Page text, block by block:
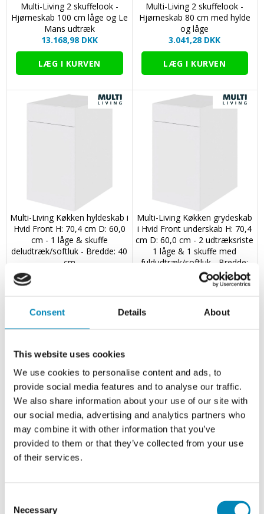
Consent Details About
This website uses cookies
We use cookies to personalise content and ads, to
provide social media features and to analyse our traffic.
We also share information about your use of our site with
our social media, advertising and analytics partners who
may combine it with other information that you’ve
provided to them or that they’ve collected from your use
of their services.
Necessary
Multi-Living 2 skuffelook -
Hjørneskab 100 cm låge og Le
Mans udtræk
13.168,98 DKK
Multi-Living 2 skuffelook -
Hjørneskab 80 cm med hylde
og låge
3.041,28 DKK
Multi-Living Køkken hyldeskab i
Hvid Front H: 70,4 cm D: 60,0
cm - 1 låge & skuffe
deludtræk/softluk - Bredde: 40
cm
Multi-Living Køkken grydeskab
i Hvid Front underskab H: 70,4
cm D: 60,0 cm - 2 udtræksriste
1 låge & 1 skuffe med
fuldudtræk/softluk - Bredde:
40 cm
3.005,64 DKK
Multi-Living Køkken grydeskab